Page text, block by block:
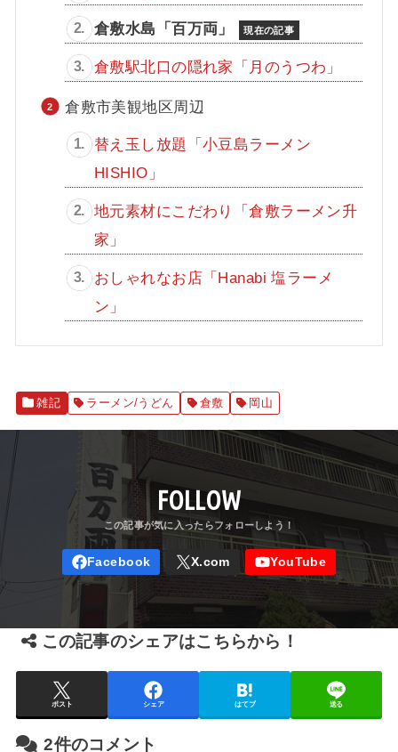
倉敷水島「百万両」
倉敷駅北口の隠れ家「月のうつわ」
倉敷市美観地区周辺
替え玉し放題「小豆島ラーメン
HISHIO」
地元素材にこだわり「倉敷ラーメン升
家」
おしゃれなお店「Hanabi 塩ラーメ
ン」
雑記 ラーメン/うどん 倉敷 岡山
FOLLOW
この記事のシェアはこちらから！
ポスト シェア はてブ 送る
2件のコメント